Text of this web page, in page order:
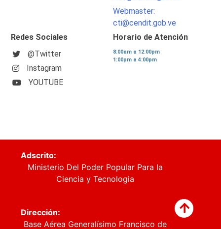
Webmaster:
cti@cendit.gob.ve
Redes Sociales
@Twitter
Instagram
YOUTUBE
Horario de Atención
8:00am a 12:00pm
1:00pm a 4:00pm
Adscrito:
Ministerio Del Poder Popular Para la
Ciencia y Tecnologia
Dirección:
Base Aérea Generalísimo Francisco de